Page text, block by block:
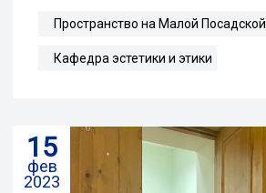
Пространство на Малой Посадской
Кафедра эстетики и этики
15
фев
2023